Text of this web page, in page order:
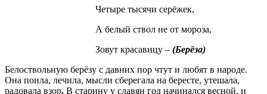
Четыре тысячи серёжек,
А белый ствол не от мороза,
Зовут красавицу – (Берёза)
Белоствольную берёзу с давних пор чтут и любят в народе.
Она поила, лечила, мысли сберегала на бересте, утешала,
радовала взор. В старину у славян год начинался весной, и